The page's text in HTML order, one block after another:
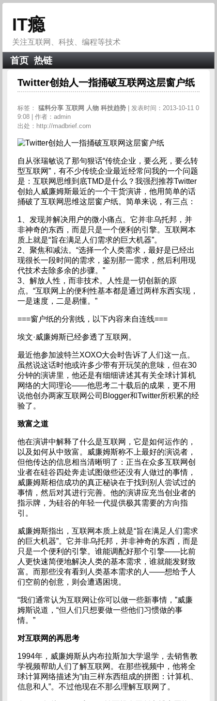
IT瘾
关注互联网、科技、编程等技术
首页 热链
Twitter创始人一指捅破互联网这层窗户纸
标签： 猛料分享 互联网 人物 科技趋势
| 发表时间：2013-10-11 0
9:08 | 作者：admin
出处：http://madbrief.com
自从张瑞敏说了那句狠话“传统企业，要么死，要么转
型互联网”，有不少传统企业最近经常问我的一个问题
是：互联网思维到底TMD是什么？我强烈推荐Twitter
创始人威廉姆斯最近的一个干货演讲，他用简单的话
捅破了互联网思维这层窗户纸。简单来说，有三点：
1、发现并解决用户的微小痛点。它并非乌托邦，并
非神奇的东西，而是只是一个便利的引擎。互联网本
质上就是“旨在满足人们需求的巨大机器”。
2、聚焦和减法。“选择一个人类需求，最好是已经出
现很长一段时间的需求，鉴别那一需求，然后利用现
代技术去除多余的步骤。”
3、解放人性，而非技术。人性是一切创新的原
点。“互联网上的便利性基本都是通过两样东西实现，
一是速度，二是易懂。”
===窗户纸的分割线，以下内容来自连线===
埃文·威廉姆斯已经参透了互联网。
最近他参加波特兰XOXO大会时告诉了人们这一点。
虽然说这话时他或许多少带有开玩笑的意味，但在30
分钟的演讲里，他还是有细细讲述其有关全球计算机
网络的大同理论——他思考二十载后的成果，更不用
说他创办两家互联网公司Blogger和Twitter所积累的经
验了。
致富之道
他在演讲中解释了什么是互联网，它是如何运作的，
以及如何从中致富。威廉姆斯称不上最好的演说者，
但他传达的信息相当清晰明了：正当在众多互联网创
业者在硅谷四处奔走试图做些还没有人做过的事情，
威廉姆斯相信成功的真正秘诀在于找到别人尝试过的
事情，然后对其进行完善。他的演讲应充当创业者的
指示牌，为硅谷的年轻一代提供极其需要的方向指
引。
威廉姆斯指出，互联网本质上就是“旨在满足人们需求
的巨大机器”。它并非乌托邦，并非神奇的东西，而是
只是一个便利的引擎。谁能调配好那个引擎——比前
人更快速简便地解决人类的基本需求，谁就能发财致
富。而那些没有看到人类基本需求的人——想给予人
们空前的创意，则会遭遇困境。
“我们通常认为互联网让你可以做一些新事情，”威廉
姆斯说道，“但人们只想要做一些他们习惯做的事
情。”
对互联网的再思考
1994年，威廉姆斯从内布拉斯加大学退学，去销售教
学视频帮助人们了解互联网。在那些视频中，他将全
球计算网络描述为“由三样东西组成的拼图：计算机、
信息和人”。不过他现在不那么理解互联网了。